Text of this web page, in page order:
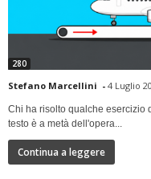
280
Stefano Marcellini - 4 Luglio
Chi ha risolto qualche esercizio
testo è a metà dell'opera...
Continua a leggere